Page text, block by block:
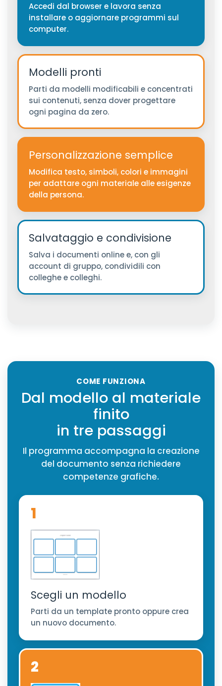
Accedi dal browser e lavora senza
installare o aggiornare programmi sul
computer.
Modelli pronti
Parti da modelli modificabili e concentrati
sui contenuti, senza dover progettare
ogni pagina da zero.
Personalizzazione semplice
Modifica testo, simboli, colori e immagini
per adattare ogni materiale alle esigenze
della persona.
Salvataggio e condivisione
Salva i documenti online e, con gli
account di gruppo, condividili con
colleghe e colleghi.
COME FUNZIONA
Dal modello al materiale
finito
in tre passaggi
Il programma accompagna la creazione
del documento senza richiedere
competenze grafiche.
1
Scegli un modello
Parti da un template pronto oppure crea
un nuovo documento.
2